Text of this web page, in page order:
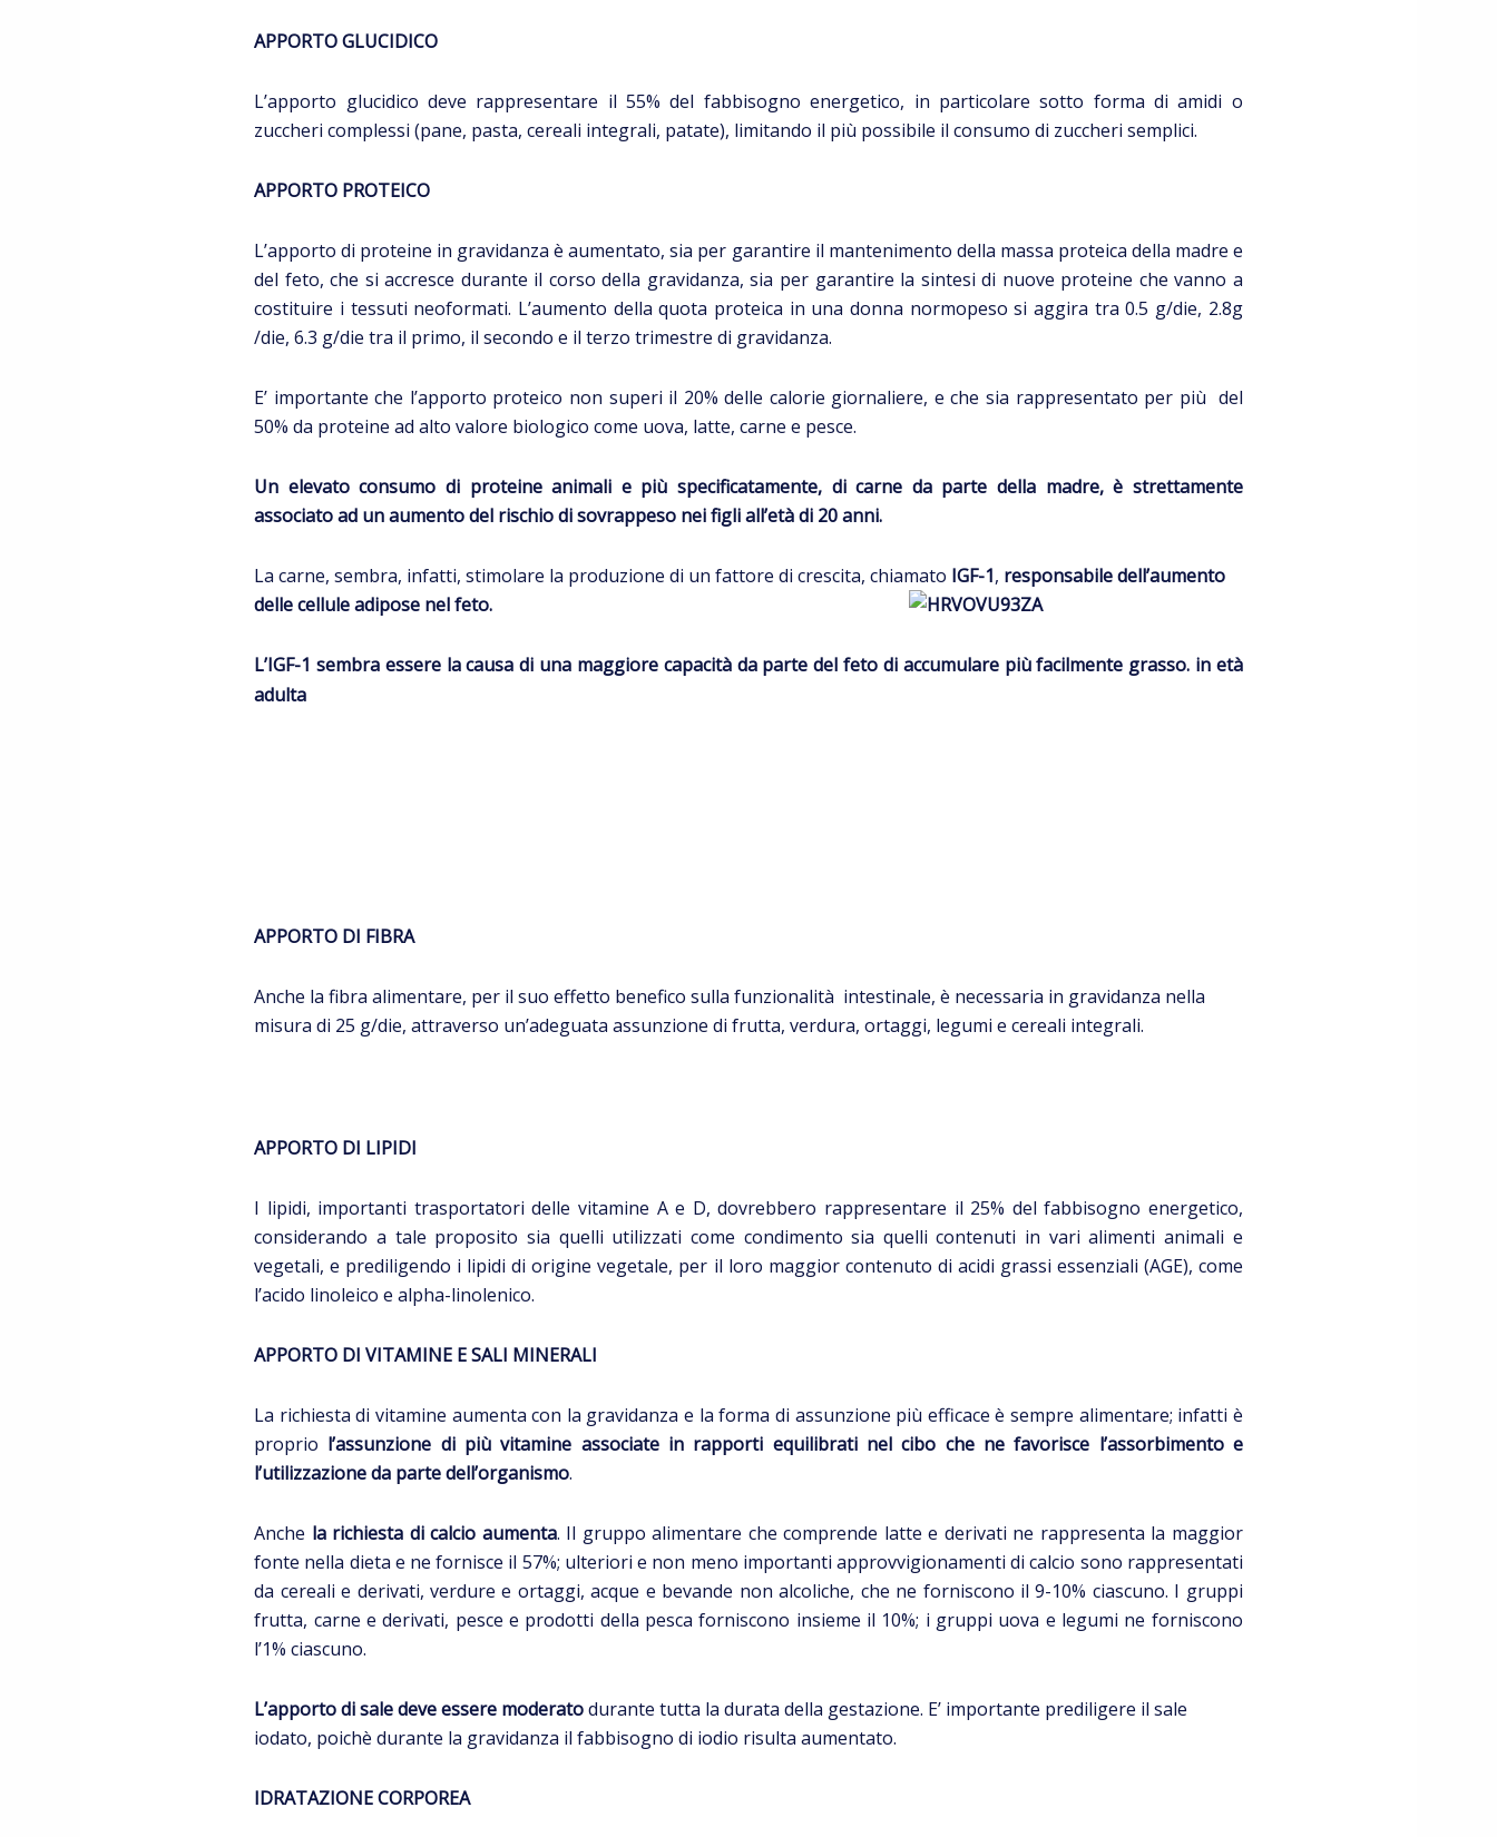
APPORTO GLUCIDICO
L’apporto glucidico deve rappresentare il 55% del fabbisogno energetico, in particolare sotto forma di amidi o
zuccheri complessi (pane, pasta, cereali integrali, patate), limitando il più possibile il consumo di zuccheri semplici.
APPORTO PROTEICO
L’apporto di proteine in gravidanza è aumentato, sia per garantire il mantenimento della massa proteica della madre e
del feto, che si accresce durante il corso della gravidanza, sia per garantire la sintesi di nuove proteine che vanno a
costituire i tessuti neoformati. L’aumento della quota proteica in una donna normopeso si aggira tra 0.5 g/die, 2.8g
/die, 6.3 g/die tra il primo, il secondo e il terzo trimestre di gravidanza.
E’ importante che l’apporto proteico non superi il 20% delle calorie giornaliere, e che sia rappresentato per più del
50% da proteine ad alto valore biologico come uova, latte, carne e pesce.
Un elevato consumo di proteine animali e più specificatamente, di carne da parte della madre, è strettamente
associato ad un aumento del rischio di sovrappeso nei figli all’età di 20 anni.
La carne, sembra, infatti, stimolare la produzione di un fattore di crescita, chiamato IGF-1, responsabile dell’aumento
delle cellule adipose nel feto.
L’IGF-1 sembra essere la causa di una maggiore capacità da parte del feto di accumulare più facilmente grasso. in età
adulta
APPORTO DI FIBRA
Anche la fibra alimentare, per il suo effetto benefico sulla funzionalità intestinale, è necessaria in gravidanza nella
misura di 25 g/die, attraverso un’adeguata assunzione di frutta, verdura, ortaggi, legumi e cereali integrali.
APPORTO DI LIPIDI
I lipidi, importanti trasportatori delle vitamine A e D, dovrebbero rappresentare il 25% del fabbisogno energetico,
considerando a tale proposito sia quelli utilizzati come condimento sia quelli contenuti in vari alimenti animali e
vegetali, e prediligendo i lipidi di origine vegetale, per il loro maggior contenuto di acidi grassi essenziali (AGE), come
l’acido linoleico e alpha-linolenico.
APPORTO DI VITAMINE E SALI MINERALI
La richiesta di vitamine aumenta con la gravidanza e la forma di assunzione più efficace è sempre alimentare; infatti è
proprio l’assunzione di più vitamine associate in rapporti equilibrati nel cibo che ne favorisce l’assorbimento e
l’utilizzazione da parte dell’organismo.
Anche la richiesta di calcio aumenta. Il gruppo alimentare che comprende latte e derivati ne rappresenta la maggior
fonte nella dieta e ne fornisce il 57%; ulteriori e non meno importanti approvvigionamenti di calcio sono rappresentati
da cereali e derivati, verdure e ortaggi, acque e bevande non alcoliche, che ne forniscono il 9-10% ciascuno. I gruppi
frutta, carne e derivati, pesce e prodotti della pesca forniscono insieme il 10%; i gruppi uova e legumi ne forniscono
l’1% ciascuno.
L’apporto di sale deve essere moderatodurante tutta la durata della gestazione. E’ importante prediligere il sale
iodato, poichè durante la gravidanza il fabbisogno di iodio risulta aumentato.
IDRATAZIONE CORPOREA